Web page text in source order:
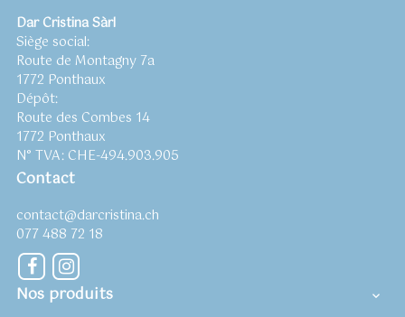
Dar Cristina Sàrl
Siège social:
Route de Montagny 7a
1772 Ponthaux
Dépôt:
Route des Combes 14
1772 Ponthaux
N° TVA: CHE-494.903.905
Contact
contact@darcristina.ch
077 488 72 18
Facebook
Nos produits 